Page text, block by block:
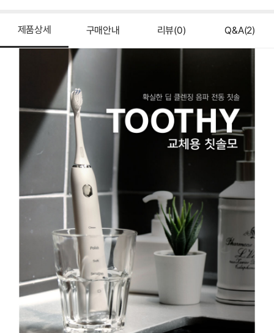
제품상세 구매안내 리뷰(0) Q&A(2)